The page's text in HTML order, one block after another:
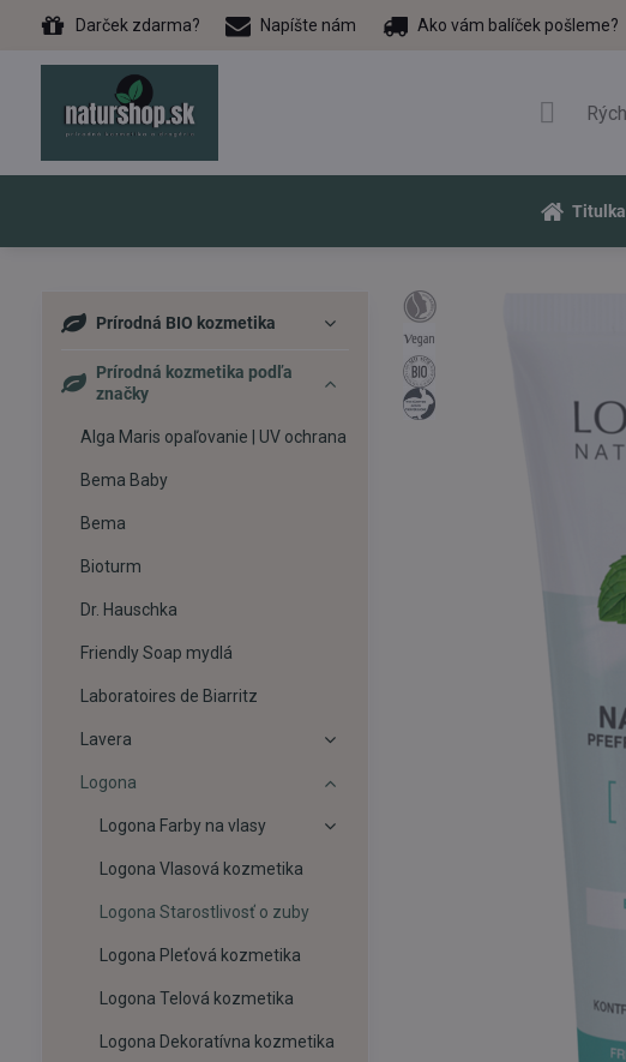
Darček zdarma? Napíšte nám Ako vám balíček pošleme?
Titulka
Prírodná BIO kozmetika
Prírodná kozmetika podľa
značky
Alga Maris opaľovanie | UV ochrana
Bema Baby
Bema
Bioturm
Dr. Hauschka
Friendly Soap mydlá
Laboratoires de Biarritz
Lavera
Logona
Logona Farby na vlasy
Logona Vlasová kozmetika
Logona Starostlivosť o zuby
Logona Pleťová kozmetika
Logona Telová kozmetika
Logona Dekoratívna kozmetika